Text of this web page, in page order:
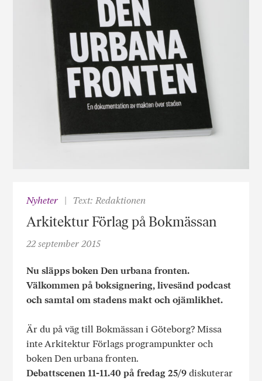
Nyheter Text: Redaktionen
Arkitektur Förlag på Bokmässan
22 september 2015
Nu släpps boken Den urbana fronten.
Välkommen på boksignering, livesänd podcast
och samtal om stadens makt och ojämlikhet.
Är du på väg till Bokmässan i Göteborg? Missa
inte Arkitektur Förlags programpunkter och
boken Den urbana fronten.
Debattscenen 11-11.40 på fredag 25/9diskuterar